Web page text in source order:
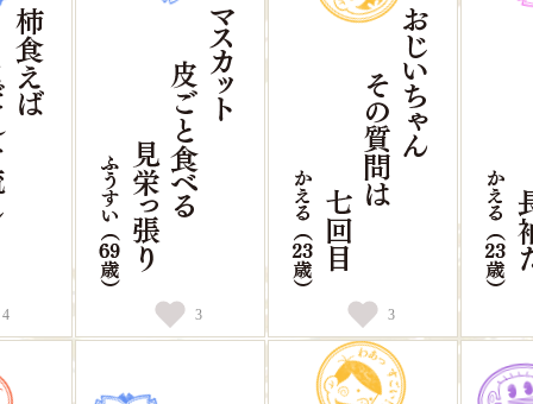
4 3 3